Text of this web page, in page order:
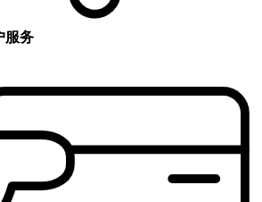
服务